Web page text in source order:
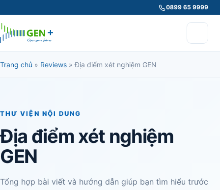
0899 65 9999
Trang chủ » Reviews »Địa điểm xét nghiệm GEN
THƯ VIỆN NỘI DUNG
Địa điểm xét nghiệm
GEN
Tổng hợp bài viết và hướng dẫn giúp bạn tìm hiểu trước